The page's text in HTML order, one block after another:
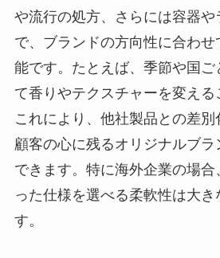
や流行の処方、さらには容器や
で、ブランドの方向性に合わ
能です。たとえば、季節や国
て香りやテクスチャーを変える
これにより、他社製品との差別
顧客の心に残るオリジナルブ
できます。特に海外企業の場
った仕様を選べる柔軟性は大き
す。